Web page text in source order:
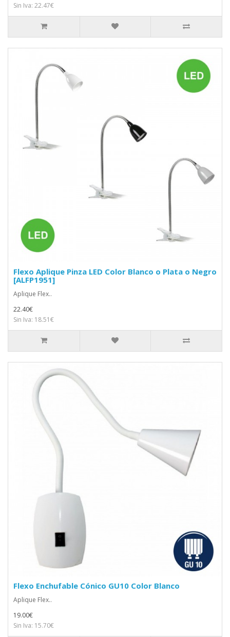
Sin Iva: 22.47€
Flexo Aplique Pinza LED Color Blanco o Plata o Negro
[ALFP1951]
Aplique Flex..
22.40€
Sin Iva: 18.51€
Flexo Enchufable Cónico GU10 Color Blanco
Aplique Flex..
19.00€
Sin Iva: 15.70€